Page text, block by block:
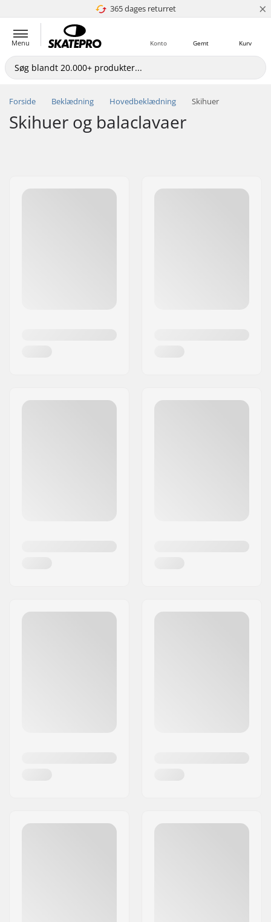
365 dages returret
4.8 ud af 5 ×
Menu Kurv
Gemt
Konto
Forside Beklædning Hovedbeklædning Skihuer
Skihuer og balaclavaer